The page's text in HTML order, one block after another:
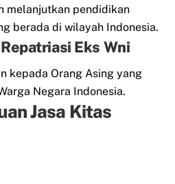
melanjutkan pendidikan
berada di wilayah Indonesia.
Eks Wni
kepada Orang Asing yang
Negara Indonesia.
Jasa Kitas